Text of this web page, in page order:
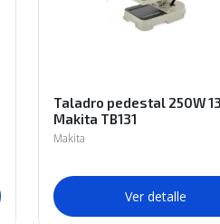
Taladro pedestal 250W
Makita TB131
Makita
Ver detalle